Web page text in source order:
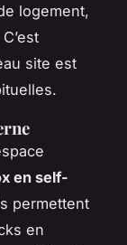
logement,
site est
en self-
permettent
en